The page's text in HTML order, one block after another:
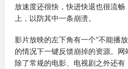
放速度还很快，快进快退也很流畅
上，以防其中一条崩溃。
影片放映的左下角有一个“不能播
的情况下一键反馈崩掉的资源。网
除了常规的电影、电视剧之外还